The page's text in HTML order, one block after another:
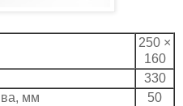
250 ×
160
330
мм
50